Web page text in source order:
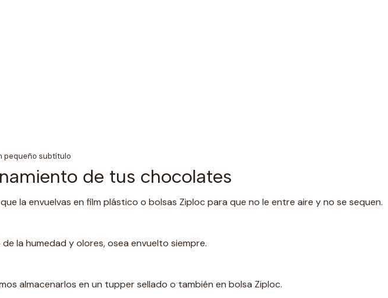
pequeño subtítulo
de tus chocolates
la envuelvas en film plástico o bolsas Ziploc para que no le entre aire y no se sequen.
la humedad y olores, osea envuelto siempre.
almacenarlos en un tupper sellado o también en bolsa Ziploc.